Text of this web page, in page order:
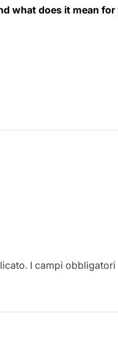
what does it mean for
I campi